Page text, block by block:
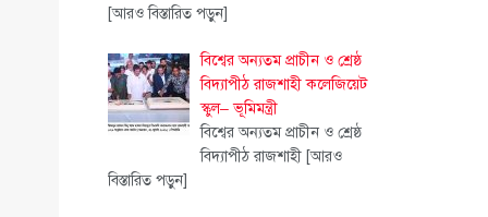
[আরও বিস্তারিত পড়ুন]
বিশ্বের অন্যতম প্রাচীন ও শ্রেষ্ঠ
বিদ্যাপীঠ রাজশাহী কলেজিয়েট
স্কুল– ভূমিমন্ত্রী
বিশ্বের অন্যতম প্রাচীন ও শ্রেষ্ঠ
বিদ্যাপীঠ রাজশাহী [আরও
বিস্তারিত পড়ুন]